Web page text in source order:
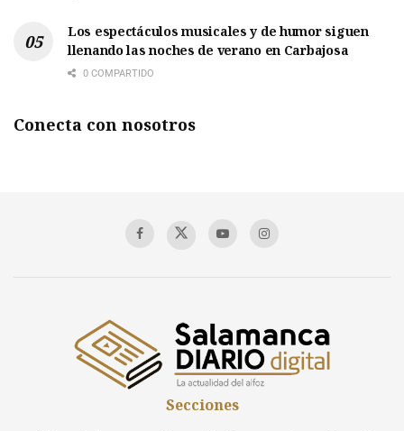
Los espectáculos musicales y de humor siguen
llenando las noches de verano en Carbajosa
0 COMPARTIDO
Conecta con nosotros
Secciones